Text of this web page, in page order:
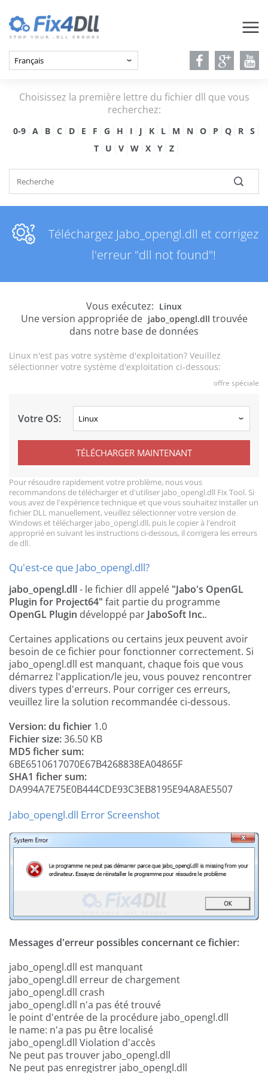
Choisissez la première lettre du fichier dll que vous
recherchez:
0-9 A B C D E F G H I J K L M N O P Q R
S
T
U V W X Y Z
Téléchargez Jabo_opengl.dll et corrigez
l'erreur "dll not found"!
Vous exécutez: Linux
Une version appropriée de jabo_opengl.dll trouvée
dans notre base de données
Linux n'est pas votre système d'exploitation? Veuillez
sélectionner votre système d'exploitation ci-dessous:
offre spéciale
Votre OS:
TÉLÉCHARGER MAINTENANT
Pour résoudre rapidement votre problème, nous vous
recommandons de télécharger et d'utiliser jabo_opengl.dll Fix Tool. Si
vous avez de l'expérience technique et que vous souhaitez installer un
fichier DLL manuellement, veuillez sélectionner votre version de
Windows et télécharger jabo_opengl.dll, puis le copier à l'endroit
approprié en suivant les instructions ci-dessous, il corrigera les erreurs
de dll.
Qu'est-ce que Jabo_opengl.dll?
jabo_opengl.dll- le fichier dll appelé "Jabo's OpenGL
Plugin for Project64" fait partie du programme
OpenGL Plugin développé par JaboSoft Inc..
Certaines applications ou certains jeux peuvent avoir
besoin de ce fichier pour fonctionner correctement. Si
jabo_opengl.dll est manquant, chaque fois que vous
démarrez l'application/le jeu, vous pouvez rencontrer
divers types d'erreurs. Pour corriger ces erreurs,
veuillez lire la solution recommandée ci-dessous.
Version: du fichier 1.0
Fichier size:36.50 KB
MD5 ficher sum:
6BE6510617070E67B4268838EA04865F
SHA1 ficher sum:
DA994A7E75E0B444CDE93C3EB8195E94A8AE5507
Jabo_opengl.dll Error Screenshot
Messages d'erreur possibles concernant ce fichier:
jabo_opengl.dll est manquant
jabo_opengl.dll erreur de chargement
jabo_opengl.dll crash
jabo_opengl.dll n'a pas été trouvé
le point d'entrée de la procédure jabo_opengl.dll
le name: n'a pas pu être localisé
jabo_opengl.dll Violation d'accès
Ne peut pas trouver jabo_opengl.dll
Ne peut pas enregistrer jabo_opengl.dll